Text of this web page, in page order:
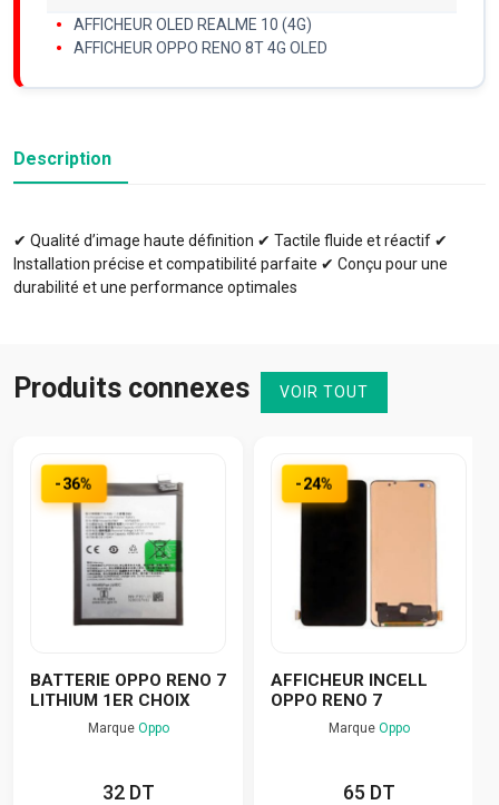
AFFICHEUR OLED REALME 10 (4G)
AFFICHEUR OPPO RENO 8T 4G OLED
Description
✔ Qualité d’image haute définition ✔ Tactile fluide et réactif ✔
Installation précise et compatibilité parfaite ✔ Conçu pour une
durabilité et une performance optimales
Produits connexes VOIR TOUT
-36%
BATTERIE OPPO RENO 7
LITHIUM 1ER CHOIX
Marque Oppo
32 DT
-24%
AFFICHEUR INCELL
OPPO RENO 7
Marque Oppo
65 DT